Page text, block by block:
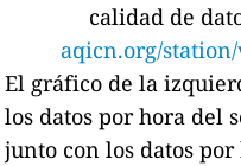
calidad de
aqicn.org/
El gráfico de la
los datos por hora del
junto con los datos